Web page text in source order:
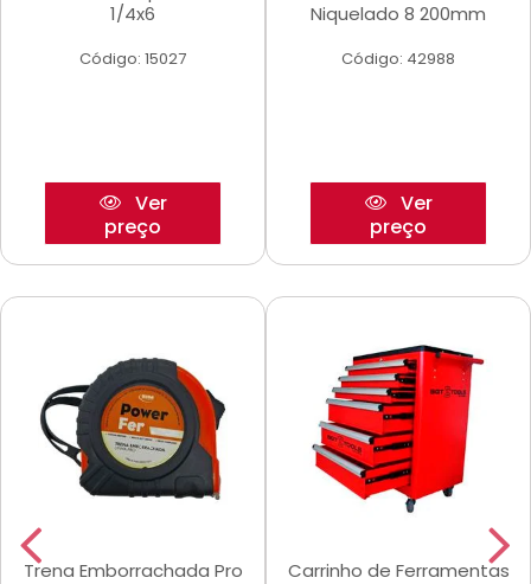
1/4x6
Código: 15027
Ver
preço
Niquelado 8 200mm
Código: 42988
Ver
preço
Trena Emborrachada Pro
Carrinho de Ferramentas